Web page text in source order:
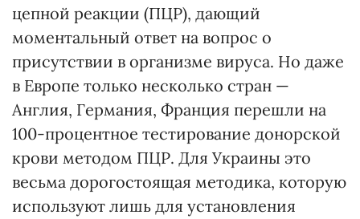
цепной реакции (ПЦР), дающий
моментальный ответ на вопрос о
присутствии в организме вируса. Но даже
в Европе только несколько стран —
Англия, Германия, Франция перешли на
100-процентное тестирование донорской
крови методом ПЦР. Для Украины это
весьма дорогостоящая методика, которую
используют лишь для установления